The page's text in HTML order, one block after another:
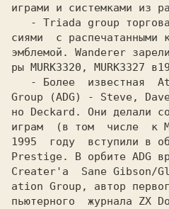
играми и системками из
сиями  с распечатанными
эмблемой. Wanderer
ры MURKЗЗ20, MURKЗЗ27 в
Group (ADG) - Steve,
но Deckard. Они делали
играм  (в том  числе  к
1995  году  вступили в
Prestige. В орбите ADG
Creater'а  Sane Gibson/
ation Group, автор
пьютерного  журнала ZX